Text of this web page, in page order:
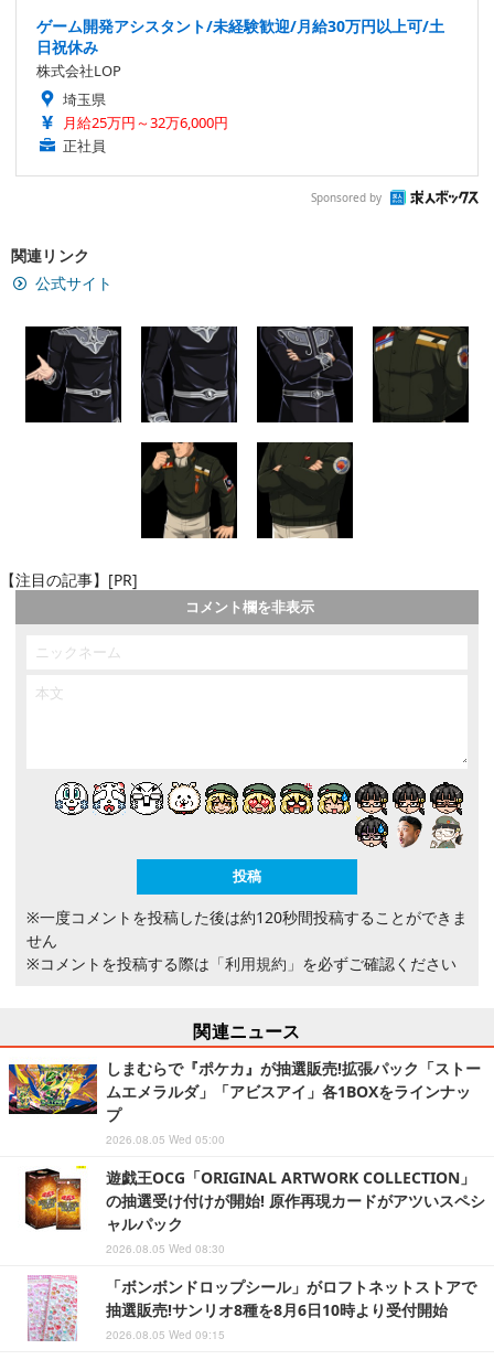
ゲーム開発アシスタント/未経験歓迎/月給30万円以上可/土
日祝休み
株式会社LOP
埼玉県
月給25万円～32万6,000円
正社員
Sponsored by
関連リンク
公式サイト
【注目の記事】[PR]
コメント欄を非表示
※一度コメントを投稿した後は約120秒間投稿することができま
せん
※コメントを投稿する際は 「利用規約」 を必ずご確認ください
関連ニュース
しまむらで『ポケカ』が抽選販売!拡張パック「ストー
ムエメラルダ」「アビスアイ」各1BOXをラインナッ
プ
2026.08.05 Wed 05:00
遊戯王OCG「ORIGINAL ARTWORK COLLECTION」
の抽選受け付けが開始! 原作再現カードがアツいスペシ
ャルパック
2026.08.05 Wed 08:30
「ボンボンドロップシール」がロフトネットストアで
抽選販売!サンリオ8種を8月6日10時より受付開始
2026.08.05 Wed 09:15